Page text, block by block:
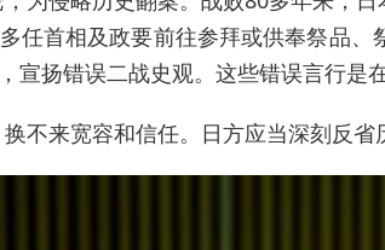
任首相及政要前往参拜或供奉祭品
宣扬错误二战史观。这些错误言行是
不来宽容和信任。日方应当深刻反